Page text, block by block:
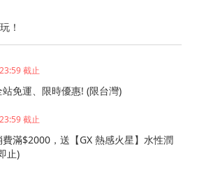
！
截止
站免運、限時優惠! (限台灣)
截止
費滿$2000，送【GX 熱感火星】水性潤
止)